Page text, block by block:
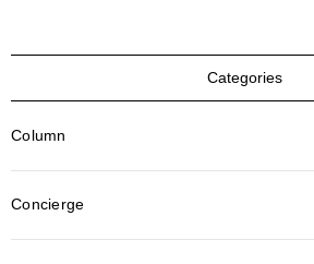
Categories
Column
Concierge